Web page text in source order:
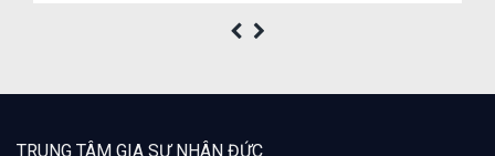
TRUNG TÂM GIA SƯ NHÂN ĐỨC